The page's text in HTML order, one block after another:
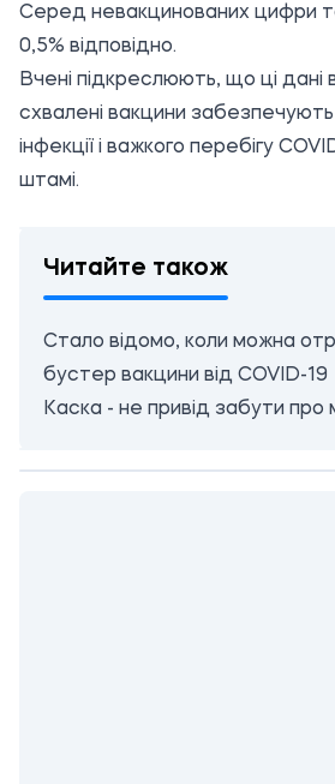
Серед невакцинованих цифри
0,5% відповідно.
Вчені підкреслюють, що ці
схвалені вакцини забезпечують
інфекції і важкого перебігу
штамі.
Читайте також
Стало відомо, коли можна
бустер вакцини від COVID-19
Каска - не привід забути про